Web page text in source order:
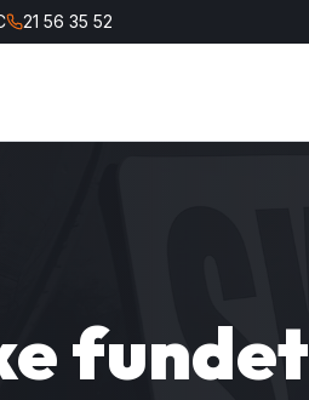
21 56 35 52
fundet